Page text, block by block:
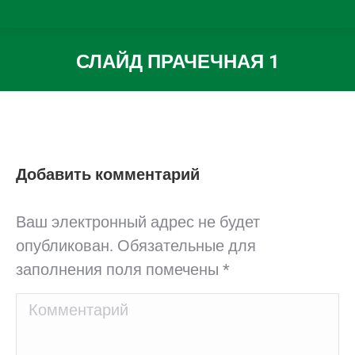
СЛАЙД ПРАЧЕЧНАЯ 1
Вы здесь:
Добавить комментарий
Ваш электронный адрес не будет
опубликован. Обязательные для
заполнения поля помечены *
Комментарий